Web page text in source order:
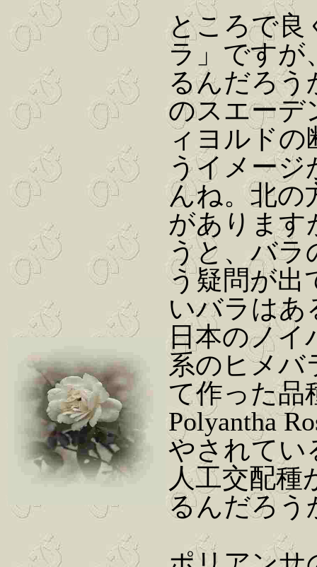
ところで良
ラ」ですが
るんだろう
のスエーデ
ィヨルド
うイメー
んね。北の
があります
うと、バ
う疑問が出
いバラはあ
日本のノイ
系のヒメバ
て作った品
Polyantha
やされてい
人工交配
るんだろう